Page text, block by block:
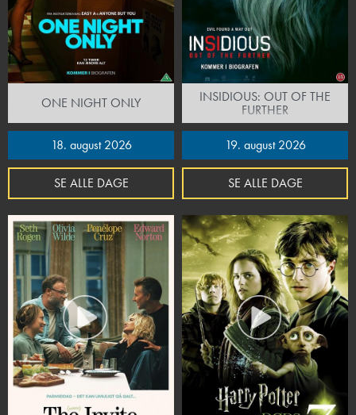
ONE NIGHT ONLY
18. august 2026
SE ALLE DAGE
INSIDIOUS: OUT OF THE
FURTHER
19. august 2026
SE ALLE DAGE